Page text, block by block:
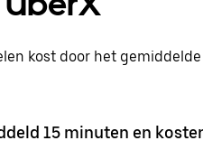
kost door het
15 minuten en